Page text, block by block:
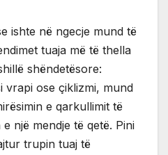
ishte në ngecje mund të
tuaja më të thella
shëndetësore:
vrapi ose çiklizmi, mund
e qarkullimit të
një mendje të qetë. Pini
trupin tuaj të